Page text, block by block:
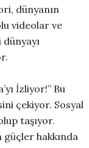
dünyanın
videolar ve
İzliyor!” Bu
çekiyor. Sosyal
taşıyor.
güçler hakkında